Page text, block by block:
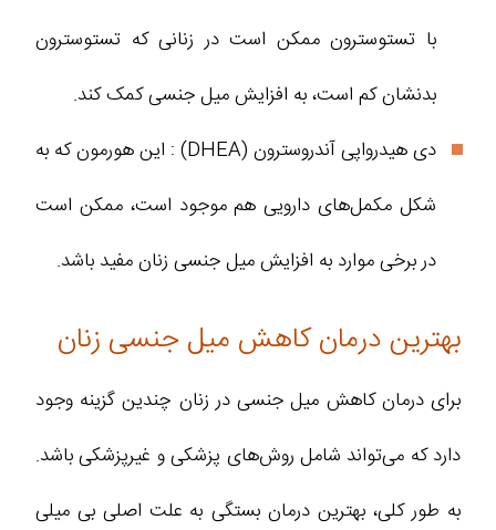
با تستوسترون ممکن است در زنانی که تستوسترون
بدنشان کم است، به افزایش میل جنسی کمک کند.
دی‌ هیدرواپی‌ آندروسترون (DHEA) : این هورمون که به
شکل مکمل‌های دارویی هم موجود است، ممکن است
در برخی موارد به افزایش میل جنسی زنان مفید باشد.
بهترین درمان کاهش میل جنسی زنان
برای درمان کاهش میل جنسی در زنان چندین گزینه وجود
دارد که می‌تواند شامل روش‌های پزشکی و غیرپزشکی باشد.
به طور کلی، بهترین درمان بستگی به علت اصلی بی ‌میلی